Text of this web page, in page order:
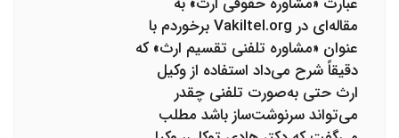
مقاله‌ای در Vakiltel.org برخوردم با
عنوان «مشاوره تلفنی تقسیم ارث» که
دقیقاً شرح می‌داد استفاده از وکیل
ارث حتی به‌صورت تلفنی چقدر
می‌تواند سرنوشت‌ساز باشد مطلب